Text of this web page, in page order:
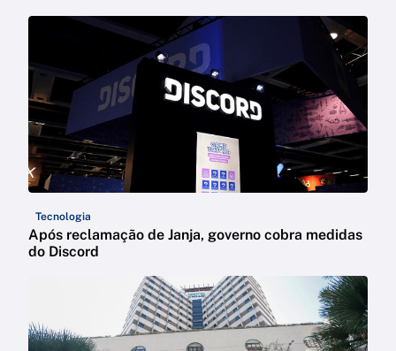
Tecnologia
Após reclamação de Janja, governo cobra medidas
do Discord